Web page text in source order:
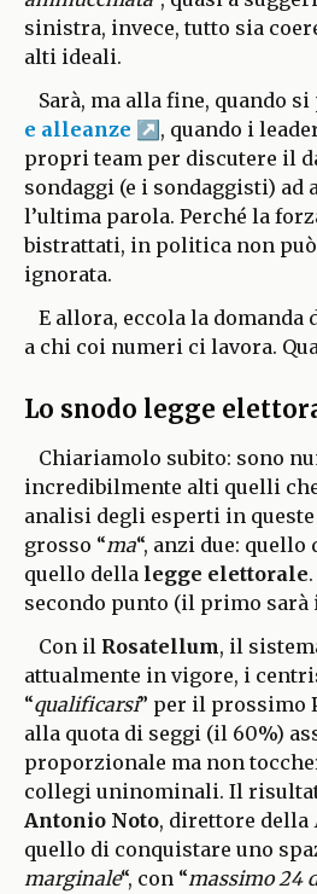
sinistra, invece, tutto sia
alti ideali.
Sarà, ma alla fine, quando
e alleanze
, quando i
propri team per discutere il
sondaggi (e i sondaggisti) ad
l’ultima parola. Perché la
bistrattati, in politica non può
ignorata.
E allora, eccola la domanda
a chi coi numeri ci lavora.
Lo snodo legge
Chiariamolo subito: sono
incredibilmente alti quelli
analisi degli esperti in queste
grosso “ma“, anzi due: quello
quello della legge elettorale
secondo punto (il primo sarà
Con il Rosatellum, il
attualmente in vigore, i
“qualificarsi” per il prossimo
alla quota di seggi (il 60%)
proporzionale ma non
collegi uninominali. Il
Antonio Noto, direttore della
quello di conquistare uno
marginale“, con “massimo 24